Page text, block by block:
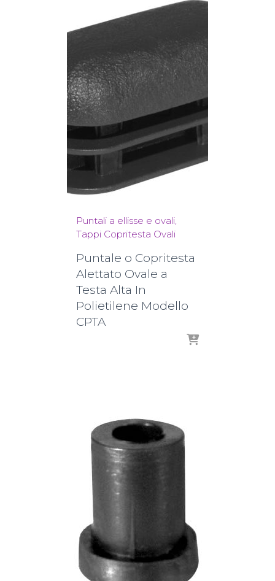
Puntali a ellisse e ovali
Tappi Copritesta Ovali
Puntale o Copritesta
Alettato Ovale a
Testa Alta In
Polietilene Modello
CPTA